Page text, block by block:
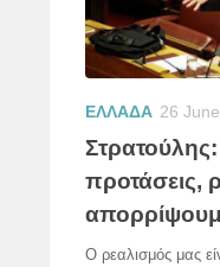
ΕΛΛΑΔΑ 26
προτάσεις,
Ο ρεαλισμός μας